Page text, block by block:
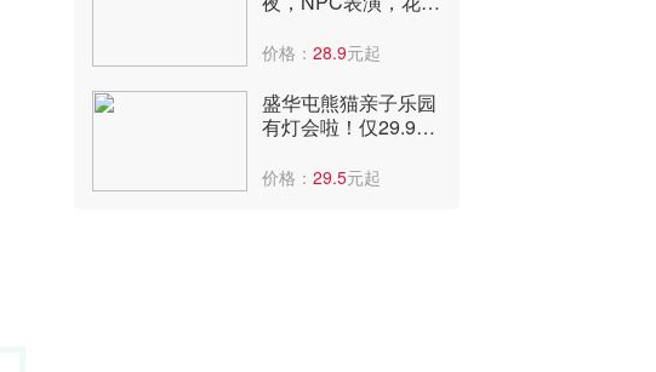
花！快来
价格： 28.9元起
盛华屯熊猫亲子乐园
有灯会啦！仅29.9
儿童乐园。
价格： 29.5元起